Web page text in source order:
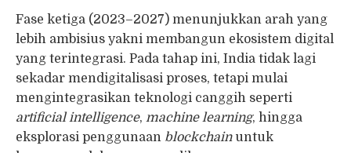
Fase ketiga (2023–2027) menunjukkan arah yang
lebih ambisius yakni membangun ekosistem digital
yang terintegrasi. Pada tahap ini, India tidak lagi
sekadar mendigitalisasi proses, tetapi mulai
mengintegrasikan teknologi canggih seperti
artificial intelligence, machine learning, hingga
eksplorasi penggunaan blockchainuntuk